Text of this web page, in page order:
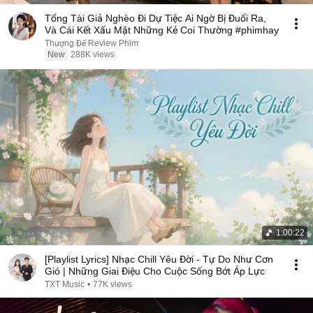
Tổng Tài Giả Nghèo Đi Dự Tiệc Ai Ngờ Bị Đuổi Ra,
Và Cái Kết Xấu Mặt Những Kẻ Coi Thường #phimhay
Thượng Đế Review Phim
New 288K views
1:00:22
[Playlist Lyrics] Nhạc Chill Yêu Đời - Tự Do Như Cơn
Gió | Những Giai Điệu Cho Cuộc Sống Bớt Áp Lực
TXT Music • 77K views